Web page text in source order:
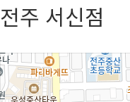
전주 서신점